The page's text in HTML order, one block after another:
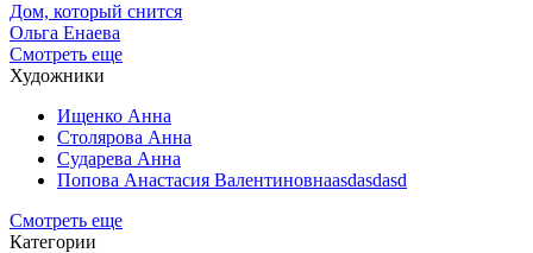
Дом, который снится
Ольга Енаева
Смотреть еще
Художники
Ищенко Анна
Столярова Анна
Сударева Анна
Попова Анастасия Валентиновнаasdasdasd
Смотреть еще
Категории